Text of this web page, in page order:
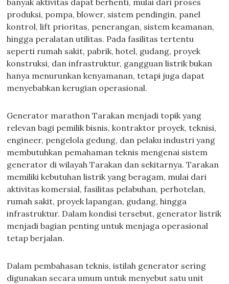
banyak aktivitas dapat berhenti, mulai dari proses
produksi, pompa, blower, sistem pendingin, panel
kontrol, lift prioritas, penerangan, sistem keamanan,
hingga peralatan utilitas. Pada fasilitas tertentu
seperti rumah sakit, pabrik, hotel, gudang, proyek
konstruksi, dan infrastruktur, gangguan listrik bukan
hanya menurunkan kenyamanan, tetapi juga dapat
menyebabkan kerugian operasional.
Generator marathon Tarakan menjadi topik yang
relevan bagi pemilik bisnis, kontraktor proyek, teknisi,
engineer, pengelola gedung, dan pelaku industri yang
membutuhkan pemahaman teknis mengenai sistem
generator di wilayah Tarakan dan sekitarnya. Tarakan
memiliki kebutuhan listrik yang beragam, mulai dari
aktivitas komersial, fasilitas pelabuhan, perhotelan,
rumah sakit, proyek lapangan, gudang, hingga
infrastruktur. Dalam kondisi tersebut, generator listrik
menjadi bagian penting untuk menjaga operasional
tetap berjalan.
Dalam pembahasan teknis, istilah generator sering
digunakan secara umum untuk menyebut satu unit